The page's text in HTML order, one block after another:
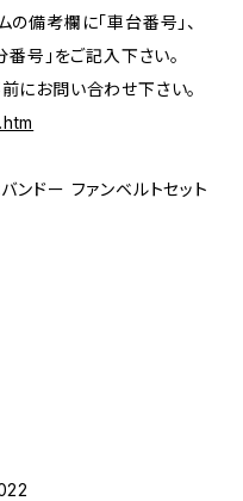
の備考欄に「車台番号」、
番号」をご記入下さい。
にお問い合わせ下さい。
ンドー ファンベルトセット